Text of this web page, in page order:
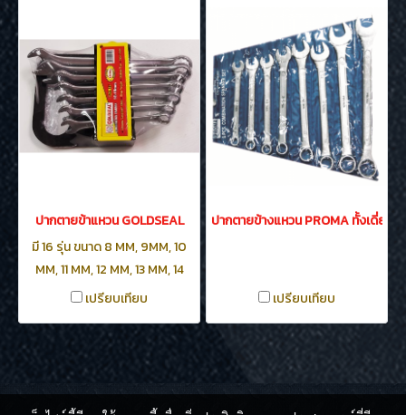
ปากตายข้าแหวน GOLDSEAL
มี 16 รุ่น ขนาด 8 MM, 9MM, 10
MM, 11 MM, 12 MM, 13 MM, 14
MM, 16 MM, 17 MM, 18 MM, 19
MM และ 24 MM
เปรียบเทียบ
ปากตายข้างแหวน PROMA ทั้งเดี่ยวแ
เปรียบเทียบ